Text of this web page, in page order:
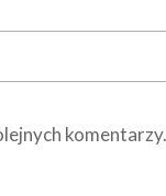
komentarzy.